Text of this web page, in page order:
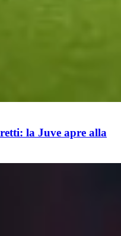
la Juve apre alla